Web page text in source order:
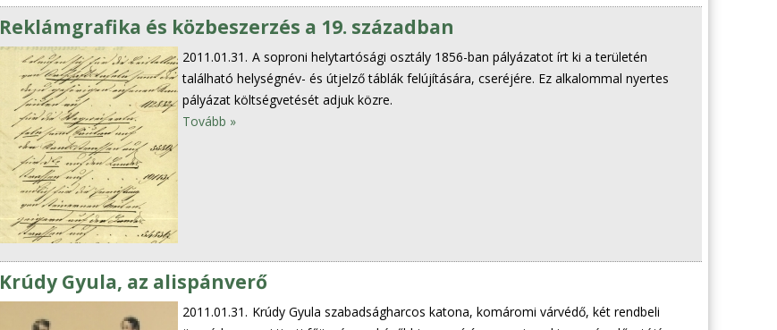
Reklámgrafika és közbeszerzés a 19. században
2011.01.31. A soproni helytartósági osztály 1856-ban pályázatot írt ki a területén
található helységnév- és útjelző táblák felújítására, cseréjére. Ez alkalommal nyertes
pályázat költségvetését adjuk közre.
Tovább »
Krúdy Gyula, az alispánverő
2011.01.31. Krúdy Gyula szabadságharcos katona, komáromi várvédő, két rendbeli